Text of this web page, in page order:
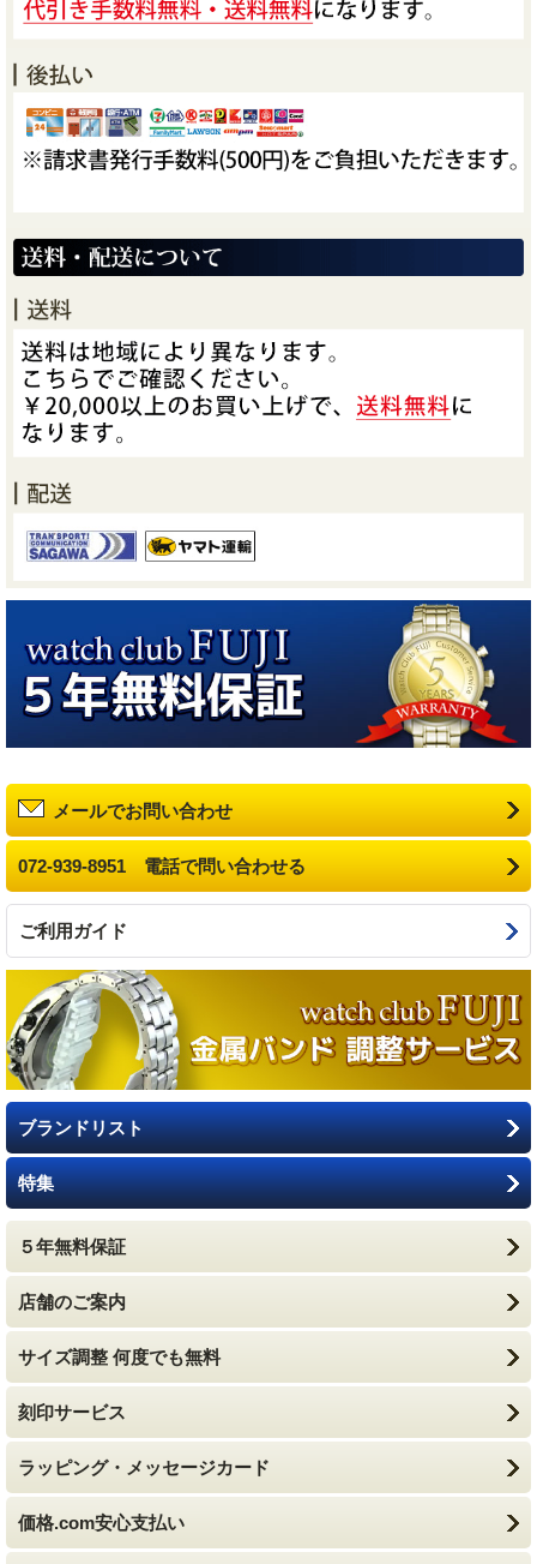
メールでお問い合わせ
072-939-8951 電話で問い合わせる
ご利用ガイド
ブランドリスト
特集
５年無料保証
店舗のご案内
サイズ調整 何度でも無料
刻印サービス
ラッピング・メッセージカード
価格.com安心支払い